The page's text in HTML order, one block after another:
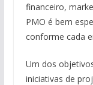
financeiro,
PMO é bem
conforme cada
Um dos
iniciativas de